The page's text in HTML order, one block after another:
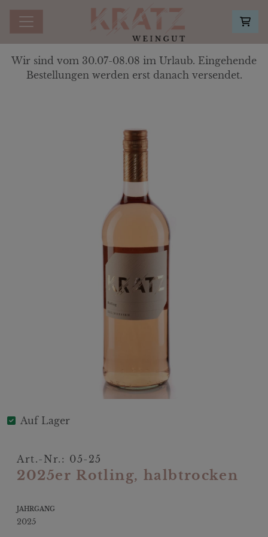
Wir sind vom 30.07-08.08 im Urlaub. Eingehende
Bestellungen werden erst danach versendet.
Auf Lager
Art.-Nr.: 05-25
2025er Rotling, halbtrocken
JAHRGANG
2025